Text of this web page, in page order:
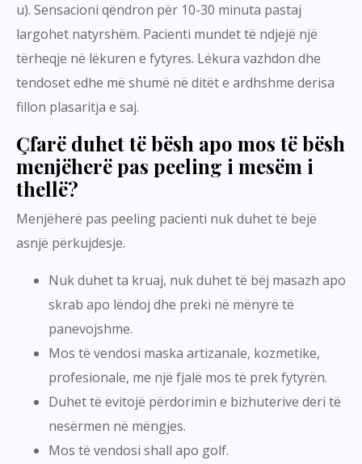
u). Sensacioni qëndron për 10-30 minuta pastaj
largohet natyrshëm. Pacienti mundet të ndjejë një
tërheqje në lëkuren e fytyres. Lëkura vazhdon dhe
tendoset edhe më shumë në ditët e ardhshme derisa
fillon plasaritja e saj.
Çfarë duhet të bësh apo mos të bësh
menjëherë pas peeling i mesëm i
thellë?
Menjëherë pas peeling pacienti nuk duhet të bejë
asnjë përkujdesje.
Nuk duhet ta kruaj, nuk duhet të bëj masazh apo
skrab apo lëndoj dhe preki në mënyrë të
panevojshme.
Mos të vendosi maska artizanale, kozmetike,
profesionale, me një fjalë mos të prek fytyrën.
Duhet të evitojë përdorimin e bizhuterive deri të
nesërmen në mëngjes.
Mos të vendosi shall apo golf.